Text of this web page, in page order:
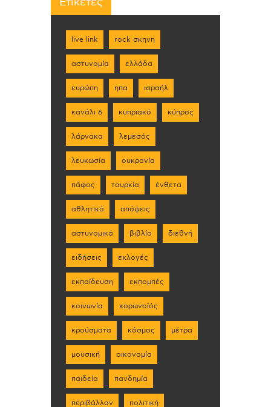
Ετικέτες
live link rock σκηνη
αστυνομία ελλάδα
ευρώπη ηπα ισραήλ
κανάλι 6 κυπριακό κύπρος
λάρνακα λεμεσός
λευκωσία ουκρανία
πάφος τουρκία ένθετα
αθλητικά απόψεις
αστυνομικά βιβλίο διεθνή
ειδήσεις εκλογές
εκπαίδευση εκπομπές
κοινωνία κορωνοϊός
κρούσματα κόσμος μέτρα
μουσική οικονομία
παιδεία πανδημία
περιβάλλον πολιτική